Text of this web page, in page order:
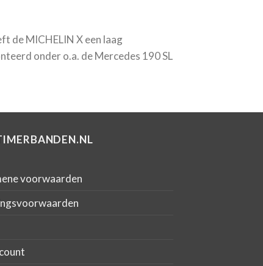
de MICHELIN X een laag
onder o.a. de Mercedes 190 SL
voorwaarden